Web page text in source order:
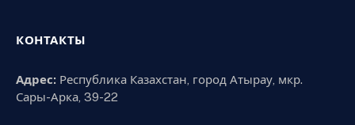
КОНТАКТЫ
Адрес: Республика Казахстан, город Атырау, мкр.
Сары-Арка, 39-22